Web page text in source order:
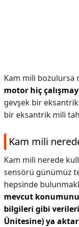
Kam mili bozulursa
motor hiç
gevşek bir eksantrik
bir eksantrik mili
Kam mili
Kam mili nerede
sensörü günümüz
hepsinde
mevcut konumunu
bilgileri gibi
Ünitesine) ya